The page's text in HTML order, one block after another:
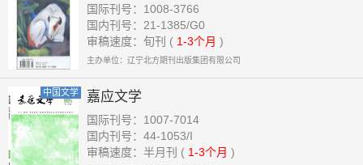
国际刊号：1008-3766
国内刊号：21-1385/G0
审稿速度：旬刊 ( 1-3个月 )
主办单位：辽宁北方期刊出版集团有限公司
中国文学 嘉应文学
国际刊号：1007-7014
国内刊号：44-1053/I
审稿速度：半月刊 ( 1-3个月 )